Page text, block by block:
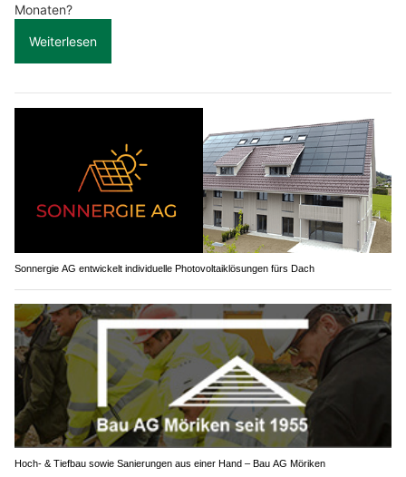
Monaten?
Weiterlesen
Sonnergie AG entwickelt individuelle Photovoltaiklösungen fürs Dach
Hoch- & Tiefbau sowie Sanierungen aus einer Hand – Bau AG Möriken